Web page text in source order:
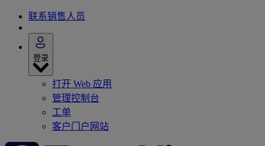
联系销售人员
登录
打开 Web 应用
管理控制台
工单
客户门户网站